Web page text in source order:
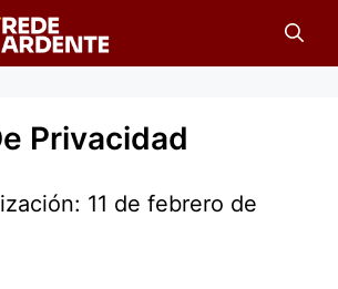
Privacidad
11 de febrero de